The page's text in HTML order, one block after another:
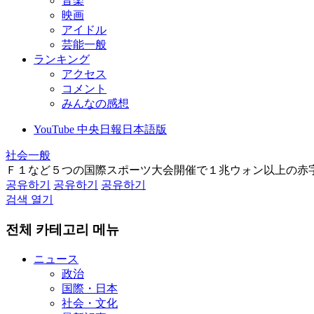
映画
アイドル
芸能一般
ランキング
アクセス
コメント
みんなの感想
YouTube 中央日報日本語版
社会一般
Ｆ１など５つの国際スポーツ大会開催で１兆ウォン以上の赤
공유하기
공유하기
공유하기
검색 열기
전체 카테고리 메뉴
ニュース
政治
国際・日本
社会・文化